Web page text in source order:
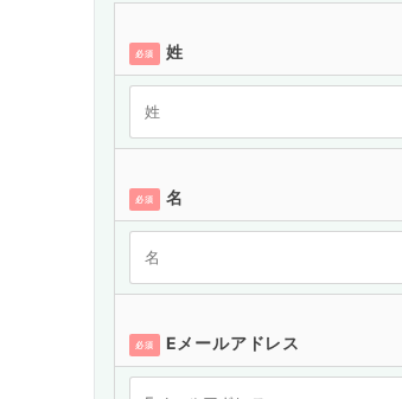
必須 姓
必須 名
必須 Eメールアドレス